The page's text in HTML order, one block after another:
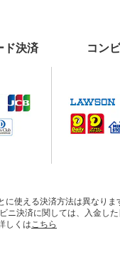
ド決済 コン
使える決済方法は異なりま
ニ決済に関しては、入金し
しくはこちら